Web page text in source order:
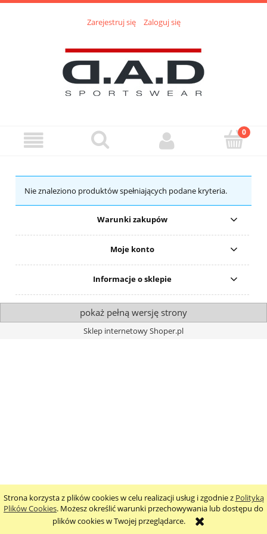
Strona korzysta z plików cookies w celu realizacji usług i zgodnie z Polityką
Plików Cookies. Możesz określić warunki przechowywania lub dostępu do
plików cookies w Twojej przeglądarce.
Zarejestruj się Zaloguj się
Nie znaleziono produktów spełniających podane kryteria.
Warunki zakupów
Moje konto
Informacje o sklepie
pokaż pełną wersję strony
Sklep internetowy Shoper.pl